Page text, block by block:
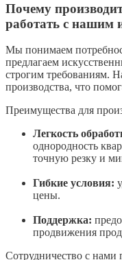
Почему
работать с нашим
Мы понимаем
предлагаем
строгим требованиям.
производства, что
Преимущества для
Легкость
однородность
точную резку и
Гибкие условия:
цены.
Поддержка:
продвижения
Сотрудничество с нами